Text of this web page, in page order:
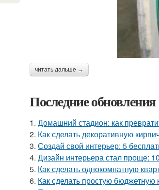
читать дальше →
Последние обновления
1. Домашний стадион: как
2. Как сделать декоративную
3. Создай свой интерьер: 5
4. Дизайн интерьера стал проще:
5. Как сделать однокомнатную
6. Как сделать простую